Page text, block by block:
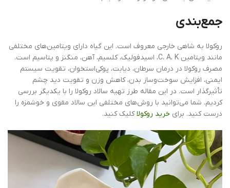
جمع‌بندی
روکولا به شاهی خارجی معروف است. این گیاه دارای ویتامین‌های مختلفی
مانند ویتامین C، A، K، اسیدفولیک، کلسیم، آهن، منگنز و پتاسیم است.
مصرف روکولا در درمان سرطان، دیابت، پوکی‌استخوان، تقویت سیستم
ایمنی، افزایش سوخت‌وساز بدن، کاهش وزن و تقویت دید چشم
تأثیرگذار است. در این مقاله طرز تهیه سالاد روکولا را با یکدیگر بررسی
کردیم. شما می‌توانید با روش‌های مختلفی این سالاد مقوی و خوشمزه را
درست کنید. برای خرید روکولاکلیک کنید.